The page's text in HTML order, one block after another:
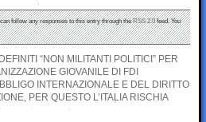
can follow any responses to this entry through theRSS 2.0feed. You
“NON MILITANTI POLITICI” PER
GIOVANILE DI FDI
INTERNAZIONALE E DEL DIRITTO
PER QUESTO L’ITALIA RISCHIA